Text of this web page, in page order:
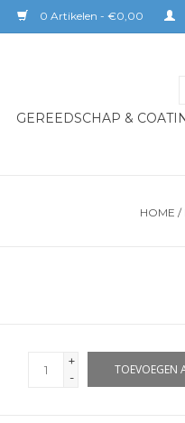
0 Artikelen - €0,00
GEREEDSCHAP &
HOME /
+
-
TOEVOEGEN